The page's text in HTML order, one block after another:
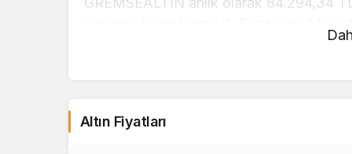
güncellemeler için doğru adrestesiniz..
Altın Fiyatları